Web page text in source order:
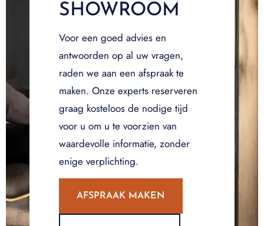
SHOWROOM
Voor een goed advies en
antwoorden op al uw vragen,
raden we aan een afspraak te
maken. Onze experts reserveren
graag kosteloos de nodige tijd
voor u om u te voorzien van
waardevolle informatie, zonder
enige verplichting.
AFSPRAAK MAKEN